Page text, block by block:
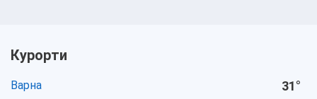
Курорти
Варна 31°